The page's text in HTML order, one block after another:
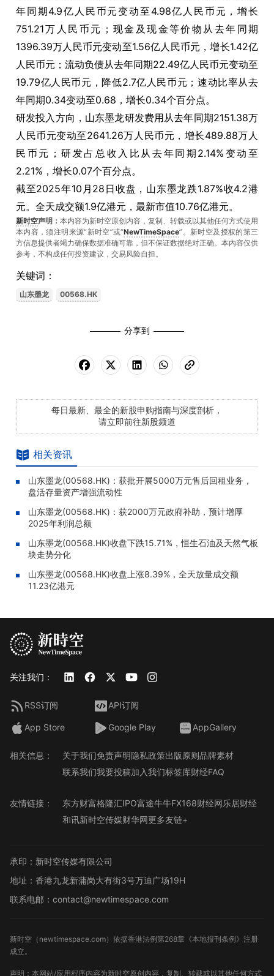
年同期4.9亿人民币元变动至4.98亿人民币元，增长
751.21万人民币元；现金及现金等价物从去年同期
1396.39万人民币元变动至1.56亿人民币元，增长1.42亿
人民币元；流动负债从去年同期22.49亿人民币元变动至
19.79亿人民币元，降低2.7亿人民币元；速动比率从去
年同期0.34变动至0.68，增长0.34个百分点。
研发投入方向，山东墨龙研发费用从去年同期2151.38万
人民币元变动至2641.26万人民币元，增长489.88万人
民币元；研发占总收入比从去年同期2.14%变动至
2.21%，增长0.07个百分点。
截至2025年10月28日收盘，山东墨龙跌1.87%收4.2港
元。全天成交额1.9亿港元，最新市值10.76亿港元。
新时空声明： 本内容为新时空原创内容，复制、转载或以其他任何方式使用
本内容，须注明来源“新时空”或“NewTimeSpace”。新时空及授权的第三
方信息提供者竭力确保数据准确可靠，但不保证数据绝对正确。本內容仅供
参考，不构成任何投资建议，交易风险自担。
关键词：
山东墨龙 00568.HK
分享到
每日最新、最全的新股申购指南与深度剖析，
请立即前往新股频道
相关资讯
山东墨龙(00568.HK)：获批开展5000万元售后回租业务，
盘活存量资产增强流动性
山东墨龙(00568.HK)：获2000万元政府补助，预计增厚
2025年利润总额
山东墨龙(00568.HK)收盘下跌15.71%，恒生石油及天然气板
块走势分化
山东墨龙(00568.HK)收盘上涨8.39%，全天放量成交额
11.23亿港元
关注我们：
RSS订阅 API订阅
App Store Google Play AppGallery
相关信息： 关于我们免责声明隐私政策出版原则品牌素材
联系我们我要投稿加入我们标签库财经FAQ
友情链接： 东方财富格隆汇IPO富途牛牛FX168财经网乐居财经
和讯新时空传媒财华网更多友链+
承印：新时空传媒有限公司
地址：香港九龙新蒲岗大有街3号万迪广场19H
联系电邮：contact@newtimespace.com
新时空（ newtimespace.com）依据香港法例第268章《本地报刊条例》注册
成立。
声明：本网站/应用程序内容为新时空原创内容，复制、转载或以其他任何方式